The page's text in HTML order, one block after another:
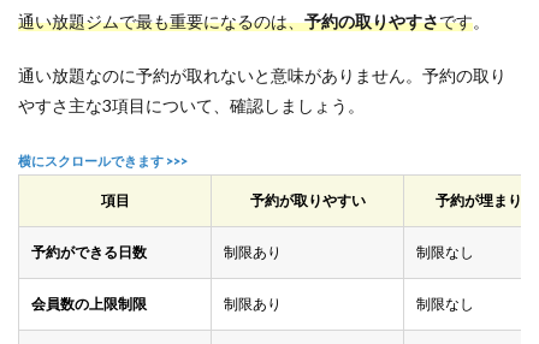
か？
Q2.ど
れく
果を
か？
6.3
通い放題ジムで最も重要になるのは、予約の取りやすさです。
通い放題なのに予約が取れないと意味がありません。予約の取り
やすさ主な3項目について、確認しましょう。
項目 予約が取りやすい 予約が埋まり
予約ができる日数 制限あり 制限なし
会員数の上限制限 制限あり 制限なし